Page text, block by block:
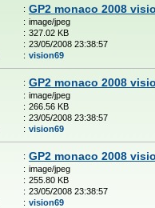
: GP2 monaco 2008
: image/jpeg
: 327.02 KB
: 23/05/2008 23:38:57
: vision69
: GP2 monaco 2008
: image/jpeg
: 266.56 KB
: 23/05/2008 23:38:57
: vision69
: GP2 monaco 2008
: image/jpeg
: 255.80 KB
: 23/05/2008 23:38:57
: vision69